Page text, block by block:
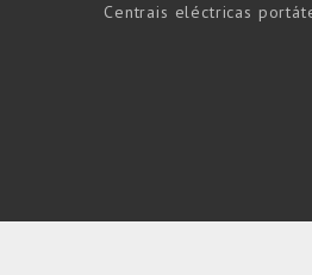
Centrais eléctricas